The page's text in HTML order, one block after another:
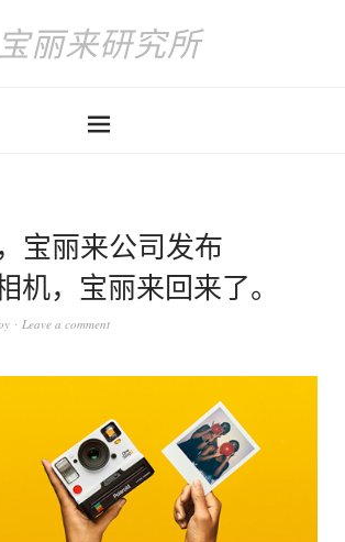
宝丽来研究所
宝丽来公司发布
机，宝丽来回来了。
Leave a comment